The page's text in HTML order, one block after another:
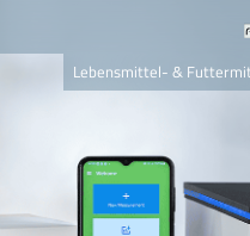
Lebensmittel- &
Nutrition Care